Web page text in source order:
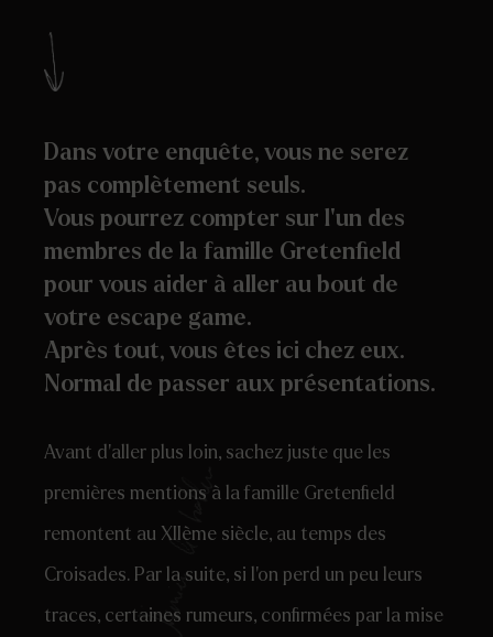
Dans votre enquête, vous ne serez
pas complètement seuls.
Vous pourrez compter sur l’un des
membres de la famille Gretenfield
pour vous aider à aller au bout de
votre escape game.
Après tout, vous êtes ici chez eux.
Normal de passer aux présentations.
Avant d’aller plus loin, sachez juste que les
premières mentions à la famille Gretenfield
remontent au XIIème siècle, au temps des
Croisades. Par la suite, si l’on perd un peu leurs
traces, certaines rumeurs, confirmées par la mise